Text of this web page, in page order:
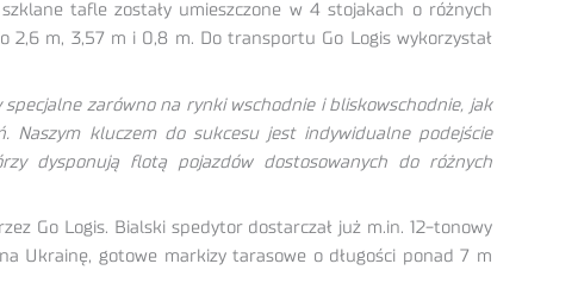
tafle zostały umieszczone w 4 stojakach o różnych
2,6 m, 3,57 m i 0,8 m. Do transportu Go Logis wykorzystał
zarówno na rynki wschodnie i bliskowschodnie, jak
Naszym kluczem do sukcesu jest indywidualne podejście
dysponują flotą pojazdów dostosowanych do różnych
Go Logis. Bialski spedytor dostarczał już m.in. 12-tonowy
Ukrainę, gotowe markizy tarasowe o długości ponad 7 m